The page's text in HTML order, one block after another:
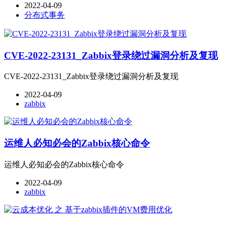
2022-04-09
分布式事务
CVE-2022-23131_Zabbix登录绕过漏洞分析及复现
CVE-2022-23131_Zabbix登录绕过漏洞分析及复现
2022-04-09
zabbix
运维人必知必会的Zabbix核心命令
运维人必知必会的Zabbix核心命令
2022-04-09
zabbix